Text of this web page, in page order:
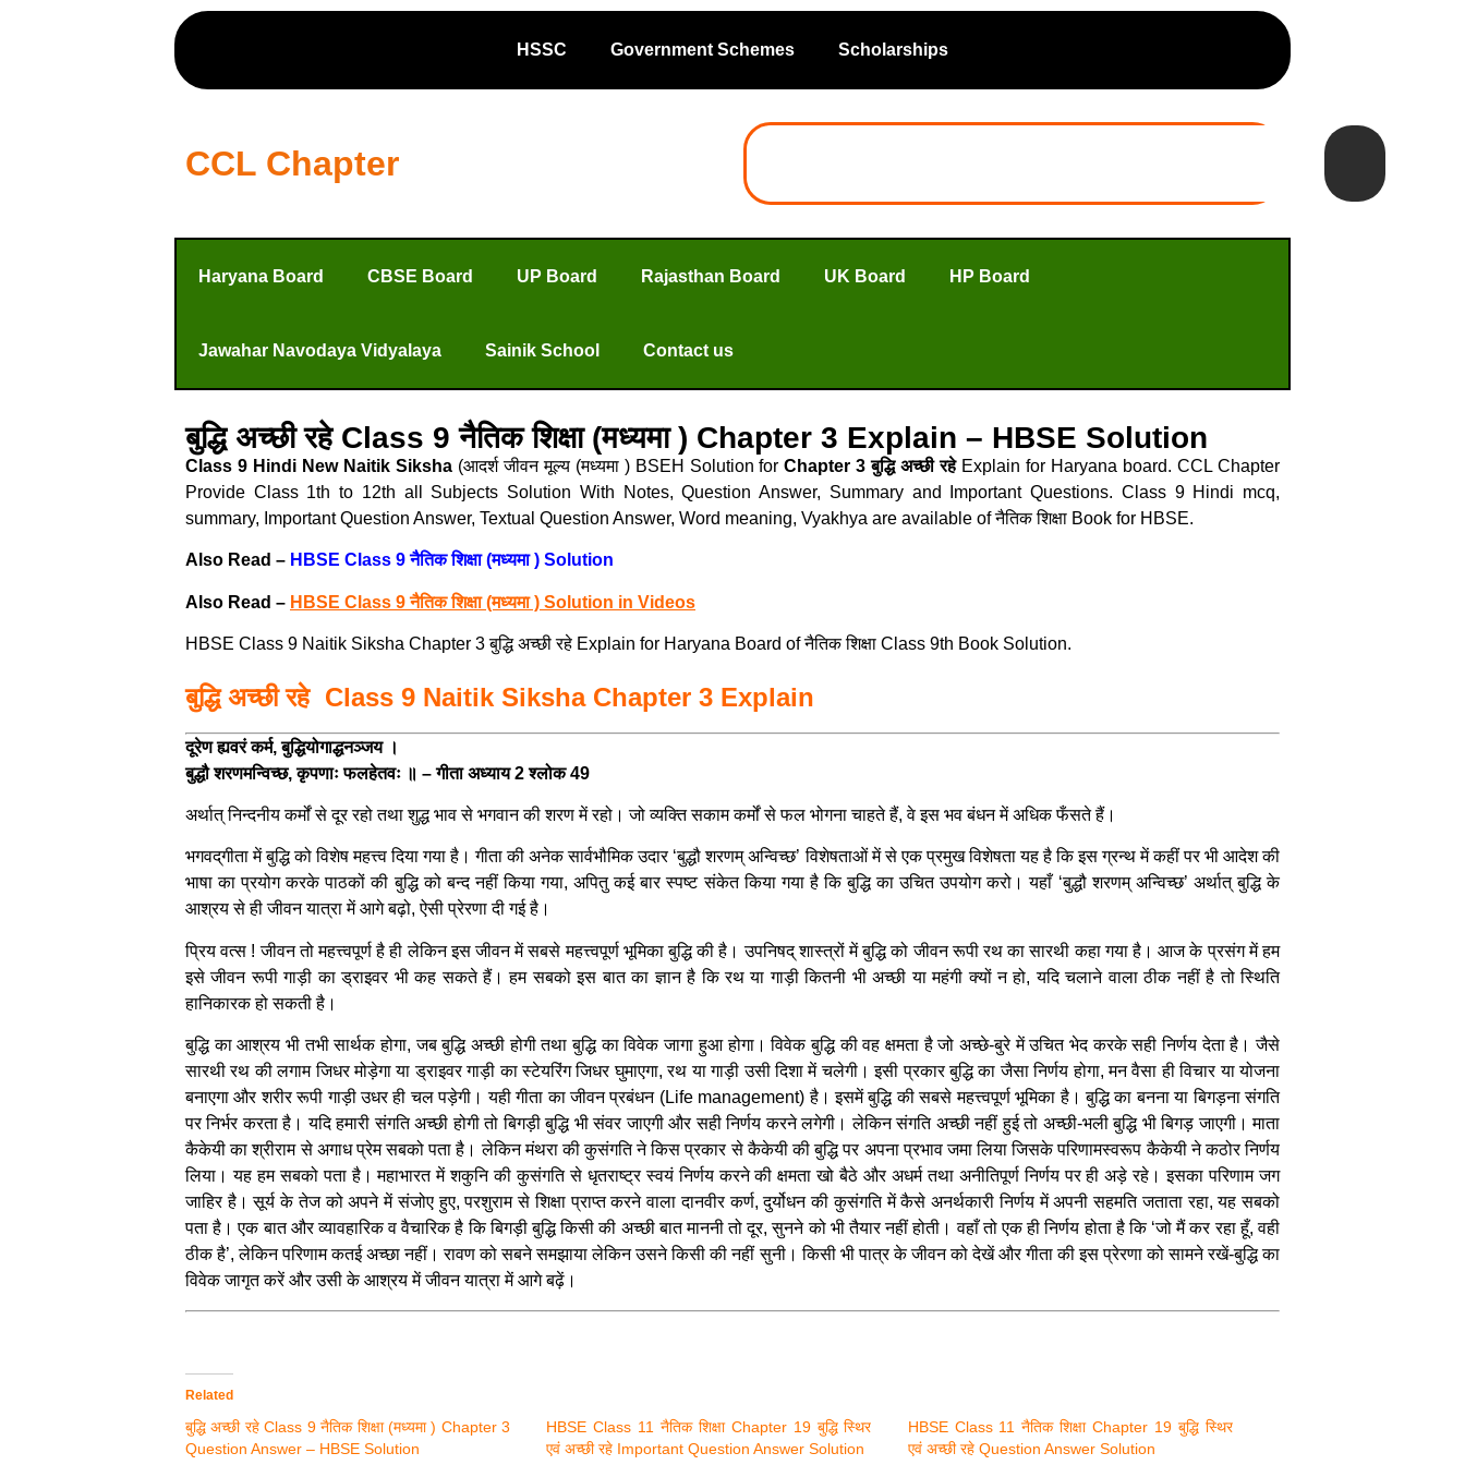
HSSC Government Schemes Scholarships
CCL Chapter
Haryana Board CBSE Board UP Board Rajasthan Board UK Board HP Board
Jawahar Navodaya Vidyalaya Sainik School Contact us
बुद्धि अच्छी रहे Class 9 नैतिक शिक्षा (मध्यमा ) Chapter 3 Explain – HBSE Solution
Class 9 Hindi New Naitik Siksha(आदर्श जीवन मूल्य (मध्यमा ) BSEH Solution forChapter 3 बुद्धि अच्छी रहे Explain for Haryana board. CCL Chapter
Provide Class 1th to 12th all Subjects Solution With Notes, Question Answer, Summary and Important Questions. Class 9 Hindi mcq,
summary, Important Question Answer, Textual Question Answer, Word meaning, Vyakhya are available of नैतिक शिक्षा Book for HBSE.
Also Read – HBSE Class 9 नैतिक शिक्षा (मध्यमा ) Solution
Also Read – HBSE Class 9 नैतिक शिक्षा (मध्यमा ) Solution in Videos
HBSE Class 9 Naitik Siksha Chapter 3 बुद्धि अच्छी रहे Explain for Haryana Board of नैतिक शिक्षा Class 9th Book Solution.
बुद्धि अच्छी रहे Class 9 Naitik Siksha Chapter 3 Explain
दूरेण ह्यवरं कर्म, बुद्धियोगाद्धनञ्जय ।
बुद्धौ शरणमन्विच्छ, कृपणाः फलहेतवः ॥ – गीता अध्याय 2 श्लोक 49
अर्थात् निन्दनीय कर्मों से दूर रहो तथा शुद्ध भाव से भगवान की शरण में रहो। जो व्यक्ति सकाम कर्मों से फल भोगना चाहते हैं, वे इस भव बंधन में अधिक फँसते हैं।
भगवद्‌गीता में बुद्धि को विशेष महत्त्व दिया गया है। गीता की अनेक सार्वभौमिक उदार ‘बुद्धौ शरणम् अन्विच्छ’ विशेषताओं में से एक प्रमुख विशेषता यह है कि इस ग्रन्थ में कहीं पर भी आदेश की
भाषा का प्रयोग करके पाठकों की बुद्धि को बन्द नहीं किया गया, अपितु कई बार स्पष्ट संकेत किया गया है कि बुद्धि का उचित उपयोग करो। यहाँ ‘बुद्धौ शरणम् अन्विच्छ’ अर्थात् बुद्धि के
आश्रय से ही जीवन यात्रा में आगे बढ़ो, ऐसी प्रेरणा दी गई है।
प्रिय वत्स ! जीवन तो महत्त्वपूर्ण है ही लेकिन इस जीवन में सबसे महत्त्वपूर्ण भूमिका बुद्धि की है। उपनिषद् शास्त्रों में बुद्धि को जीवन रूपी रथ का सारथी कहा गया है। आज के प्रसंग में हम
इसे जीवन रूपी गाड़ी का ड्राइवर भी कह सकते हैं। हम सबको इस बात का ज्ञान है कि रथ या गाड़ी कितनी भी अच्छी या महंगी क्यों न हो, यदि चलाने वाला ठीक नहीं है तो स्थिति
हानिकारक हो सकती है।
बुद्धि का आश्रय भी तभी सार्थक होगा, जब बुद्धि अच्छी होगी तथा बुद्धि का विवेक जागा हुआ होगा। विवेक बुद्धि की वह क्षमता है जो अच्छे-बुरे में उचित भेद करके सही निर्णय देता है। जैसे
सारथी रथ की लगाम जिधर मोड़ेगा या ड्राइवर गाड़ी का स्टेयरिंग जिधर घुमाएगा, रथ या गाड़ी उसी दिशा में चलेगी। इसी प्रकार बुद्धि का जैसा निर्णय होगा, मन वैसा ही विचार या योजना
बनाएगा और शरीर रूपी गाड़ी उधर ही चल पड़ेगी। यही गीता का जीवन प्रबंधन (Life management) है। इसमें बुद्धि की सबसे महत्त्वपूर्ण भूमिका है। बुद्धि का बनना या बिगड़ना संगति
पर निर्भर करता है। यदि हमारी संगति अच्छी होगी तो बिगड़ी बुद्धि भी संवर जाएगी और सही निर्णय करने लगेगी। लेकिन संगति अच्छी नहीं हुई तो अच्छी-भली बुद्धि भी बिगड़ जाएगी। माता
कैकेयी का श्रीराम से अगाध प्रेम सबको पता है। लेकिन मंथरा की कुसंगति ने किस प्रकार से कैकेयी की बुद्धि पर अपना प्रभाव जमा लिया जिसके परिणामस्वरूप कैकेयी ने कठोर निर्णय
लिया। यह हम सबको पता है। महाभारत में शकुनि की कुसंगति से धृतराष्ट्र स्वयं निर्णय करने की क्षमता खो बैठे और अधर्म तथा अनीतिपूर्ण निर्णय पर ही अड़े रहे। इसका परिणाम जग
जाहिर है। सूर्य के तेज को अपने में संजोए हुए, परशुराम से शिक्षा प्राप्त करने वाला दानवीर कर्ण, दुर्योधन की कुसंगति में कैसे अनर्थकारी निर्णय में अपनी सहमति जताता रहा, यह सबको
पता है। एक बात और व्यावहारिक व वैचारिक है कि बिगड़ी बुद्धि किसी की अच्छी बात माननी तो दूर, सुनने को भी तैयार नहीं होती। वहाँ तो एक ही निर्णय होता है कि ‘जो मैं कर रहा हूँ, वही
ठीक है’, लेकिन परिणाम कतई अच्छा नहीं। रावण को सबने समझाया लेकिन उसने किसी की नहीं सुनी। किसी भी पात्र के जीवन को देखें और गीता की इस प्रेरणा को सामने रखें-बुद्धि का
विवेक जागृत करें और उसी के आश्रय में जीवन यात्रा में आगे बढ़ें।
Related
बुद्धि अच्छी रहे Class 9 नैतिक शिक्षा (मध्यमा ) Chapter 3
Question Answer – HBSE Solution
HBSE Class 11 नैतिक शिक्षा Chapter 19 बुद्धि स्थिर
एवं अच्छी रहे Important Question Answer Solution
HBSE Class 11 नैतिक शिक्षा Chapter 19 बुद्धि स्थिर
एवं अच्छी रहे Question Answer Solution